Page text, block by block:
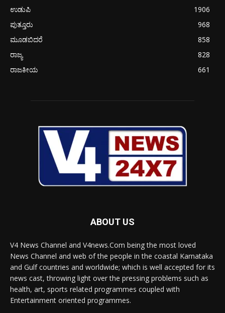
ಉಡುಪಿ
1906
ಪುತ್ತೂರು
968
ಮೂಡಬಿದರೆ
858
ರಾಜ್ಯ
828
ರಾಜಕೀಯ
661
ABOUT US
V4 News Channel and V4news.Com being the most loved
News Channel and web of the people in the coastal Karnataka
and Gulf countries and worldwide; which is well accepted for its
news cast, throwing light over the pressing problems such as
health, art, sports related programmes coupled with
Entertainment oriented programmes.